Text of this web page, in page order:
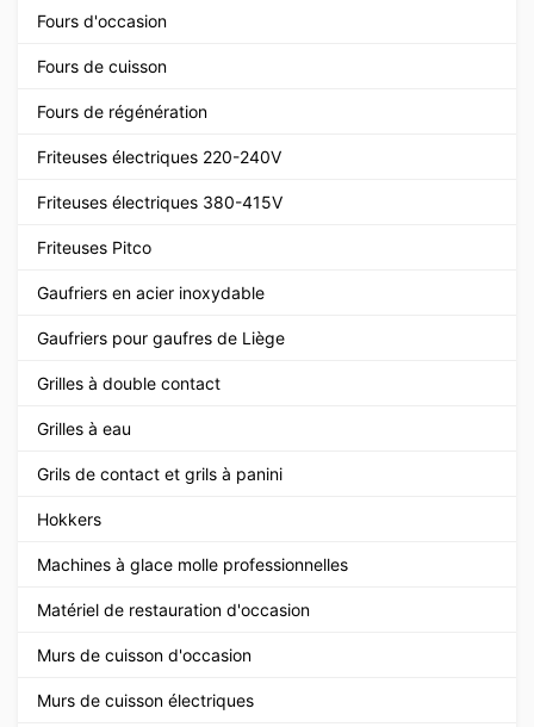
Fours d'occasion
Fours de cuisson
Fours de régénération
Friteuses électriques 220-240V
Friteuses électriques 380-415V
Friteuses Pitco
Gaufriers en acier inoxydable
Gaufriers pour gaufres de Liège
Grilles à double contact
Grilles à eau
Grils de contact et grils à panini
Hokkers
Machines à glace molle professionnelles
Matériel de restauration d'occasion
Murs de cuisson d'occasion
Murs de cuisson électriques